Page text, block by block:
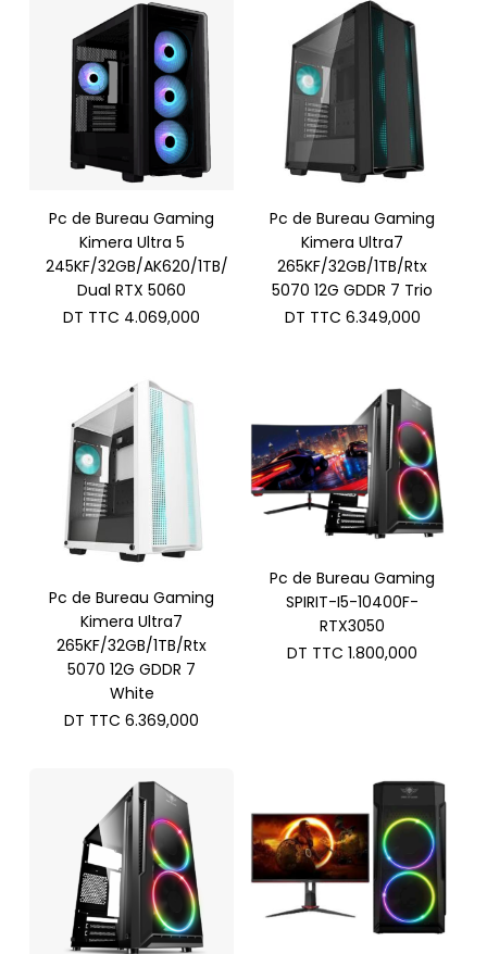
Pc de Bureau Gaming
Kimera Ultra 5
245KF/32GB/AK620/1TB/
Dual RTX 5060
DT TTC 4.069,000
Pc de Bureau Gaming
Kimera Ultra7
265KF/32GB/1TB/Rtx
5070 12G GDDR 7 Trio
DT TTC 6.349,000
Pc de Bureau Gaming
Kimera Ultra7
265KF/32GB/1TB/Rtx
5070 12G GDDR 7
White
DT TTC 6.369,000
Pc de Bureau Gaming
SPIRIT-I5-10400F-
RTX3050
DT TTC 1.800,000